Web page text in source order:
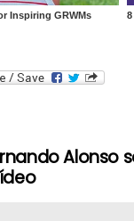
Alonso